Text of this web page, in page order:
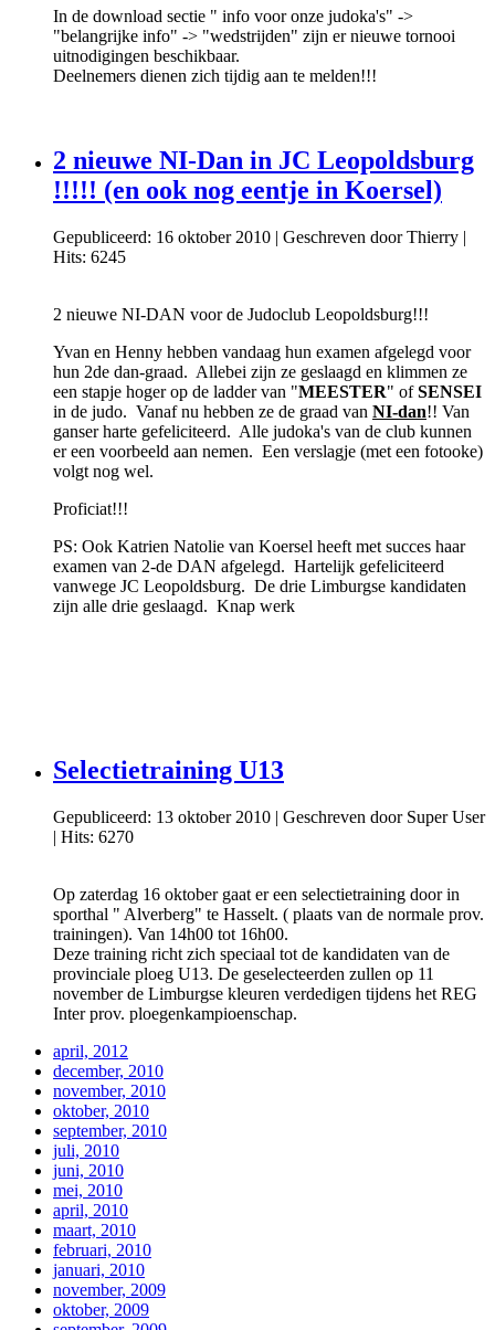
In de download sectie " info voor onze judoka's" ->
"belangrijke info" -> "wedstrijden" zijn er nieuwe tornooi
uitnodigingen beschikbaar.
Deelnemers dienen zich tijdig aan te melden!!!
2 nieuwe NI-Dan in JC Leopoldsburg
!!!!! (en ook nog eentje in Koersel)
Gepubliceerd: 16 oktober 2010 | Geschreven door Thierry |
Hits: 6245
2 nieuwe NI-DAN voor de Judoclub Leopoldsburg!!!
Yvan en Henny hebben vandaag hun examen afgelegd voor
hun 2de dan-graad. Allebei zijn ze geslaagd en klimmen ze
een stapje hoger op de ladder van "MEESTER" ofSENSEI
in de judo. Vanaf nu hebben ze de graad van NI-dan!! Van
ganser harte gefeliciteerd. Alle judoka's van de club kunnen
er een voorbeeld aan nemen. Een verslagje (met een fotooke)
volgt nog wel.
Proficiat!!!
PS: Ook Katrien Natolie van Koersel heeft met succes haar
examen van 2-de DAN afgelegd. Hartelijk gefeliciteerd
vanwege JC Leopoldsburg. De drie Limburgse kandidaten
zijn alle drie geslaagd. Knap werk
Selectietraining U13
Gepubliceerd: 13 oktober 2010 | Geschreven door Super User
| Hits: 6270
Op zaterdag 16 oktober gaat er een selectietraining door in
sporthal " Alverberg" te Hasselt. ( plaats van de normale prov.
trainingen). Van 14h00 tot 16h00.
Deze training richt zich speciaal tot de kandidaten van de
provinciale ploeg U13. De geselecteerden zullen op 11
november de Limburgse kleuren verdedigen tijdens het REG
Inter prov. ploegenkampioenschap.
april, 2012
december, 2010
november, 2010
oktober, 2010
september, 2010
juli, 2010
juni, 2010
mei, 2010
april, 2010
maart, 2010
februari, 2010
januari, 2010
november, 2009
oktober, 2009